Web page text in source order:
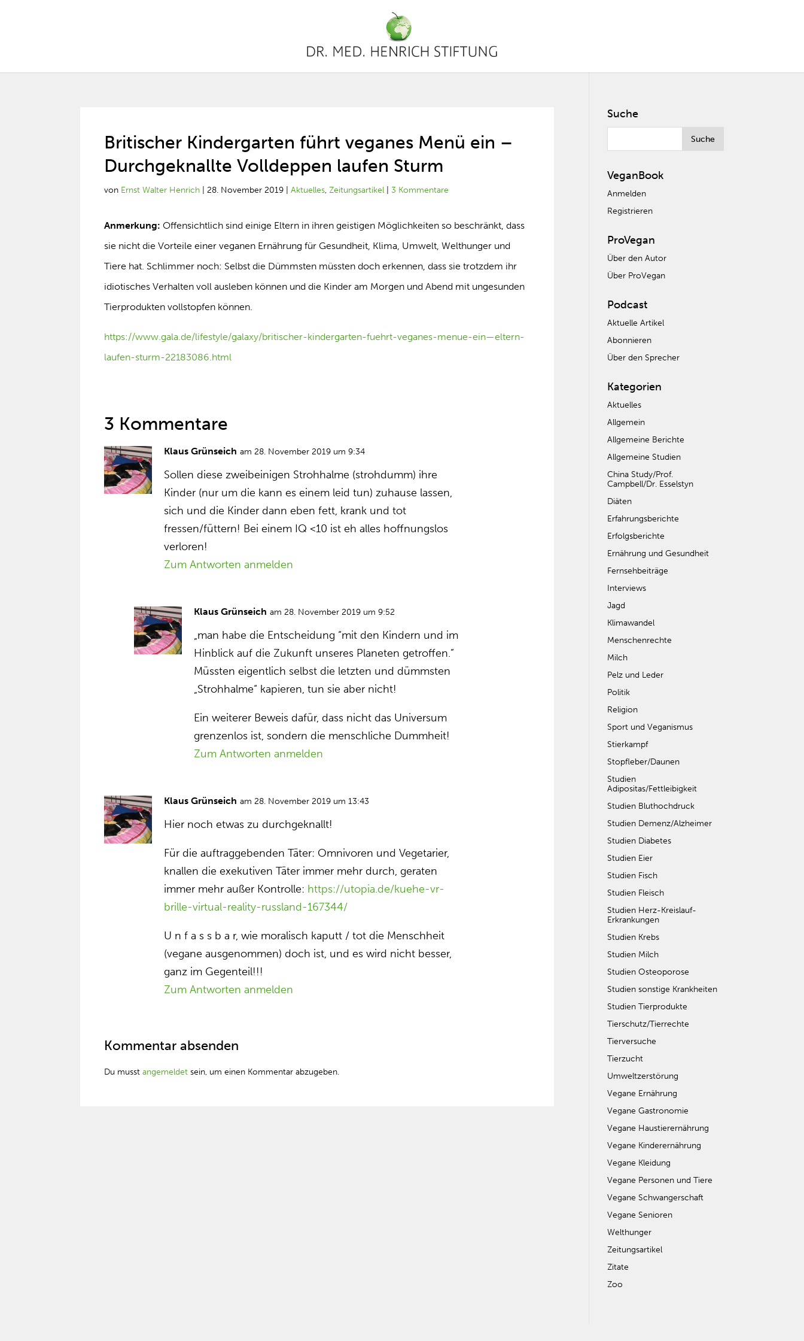
Britischer Kindergarten führt veganes Menü ein –
Durchgeknallte Volldeppen laufen Sturm
von Ernst Walter Henrich |28. November 2019 |Aktuelles,Zeitungsartikel |3 Kommentare
Anmerkung: Offensichtlich sind einige Eltern in ihren geistigen Möglichkeiten so beschränkt, dass
sie nicht die Vorteile einer veganen Ernährung für Gesundheit, Klima, Umwelt, Welthunger und
Tiere hat. Schlimmer noch: Selbst die Dümmsten müssten doch erkennen, dass sie trotzdem ihr
idiotisches Verhalten voll ausleben können und die Kinder am Morgen und Abend mit ungesunden
Tierprodukten vollstopfen können.
https://www.gala.de/lifestyle/galaxy/britischer-kindergarten-fuehrt-veganes-menue-ein—eltern-
laufen-sturm-22183086.html
3 Kommentare
Klaus Grünseich am 28. November 2019 um 9:34
Sollen diese zweibeinigen Strohhalme (strohdumm) ihre
Kinder (nur um die kann es einem leid tun) zuhause lassen,
sich und die Kinder dann eben fett, krank und tot
fressen/füttern! Bei einem IQ <10 ist eh alles hoffnungslos
verloren!
Zum Antworten anmelden
Klaus Grünseich am 28. November 2019 um 9:52
„man habe die Entscheidung “mit den Kindern und im
Hinblick auf die Zukunft unseres Planeten getroffen.”
Müssten eigentlich selbst die letzten und dümmsten
„Strohhalme“ kapieren, tun sie aber nicht!
Ein weiterer Beweis dafür, dass nicht das Universum
grenzenlos ist, sondern die menschliche Dummheit!
Zum Antworten anmelden
Klaus Grünseich am 28. November 2019 um 13:43
Hier noch etwas zu durchgeknallt!
Für die auftraggebenden Täter: Omnivoren und Vegetarier,
knallen die exekutiven Täter immer mehr durch, geraten
immer mehr außer Kontrolle: https://utopia.de/kuehe-vr-
brille-virtual-reality-russland-167344/
U n f a s s b a r, wie moralisch kaputt / tot die Menschheit
(vegane ausgenommen) doch ist, und es wird nicht besser,
ganz im Gegenteil!!!
Zum Antworten anmelden
Kommentar absenden
Du musstangemeldet sein, um einen Kommentar abzugeben.
Suche
VeganBook
Anmelden
Registrieren
ProVegan
Über den Autor
Über ProVegan
Podcast
Aktuelle Artikel
Abonnieren
Über den Sprecher
Kategorien
Aktuelles
Allgemein
Allgemeine Berichte
Allgemeine Studien
China Study/Prof.
Campbell/Dr. Esselstyn
Diäten
Erfahrungsberichte
Erfolgsberichte
Ernährung und Gesundheit
Fernsehbeiträge
Interviews
Jagd
Klimawandel
Menschenrechte
Milch
Pelz und Leder
Politik
Religion
Sport und Veganismus
Stierkampf
Stopfleber/Daunen
Studien
Adipositas/Fettleibigkeit
Studien Bluthochdruck
Studien Demenz/Alzheimer
Studien Diabetes
Studien Eier
Studien Fisch
Studien Fleisch
Studien Herz-Kreislauf-
Erkrankungen
Studien Krebs
Studien Milch
Studien Osteoporose
Studien sonstige Krankheiten
Studien Tierprodukte
Tierschutz/Tierrechte
Tierversuche
Tierzucht
Umweltzerstörung
Vegane Ernährung
Vegane Gastronomie
Vegane Haustierernährung
Vegane Kinderernährung
Vegane Kleidung
Vegane Personen und Tiere
Vegane Schwangerschaft
Vegane Senioren
Welthunger
Zeitungsartikel
Zitate
Zoo